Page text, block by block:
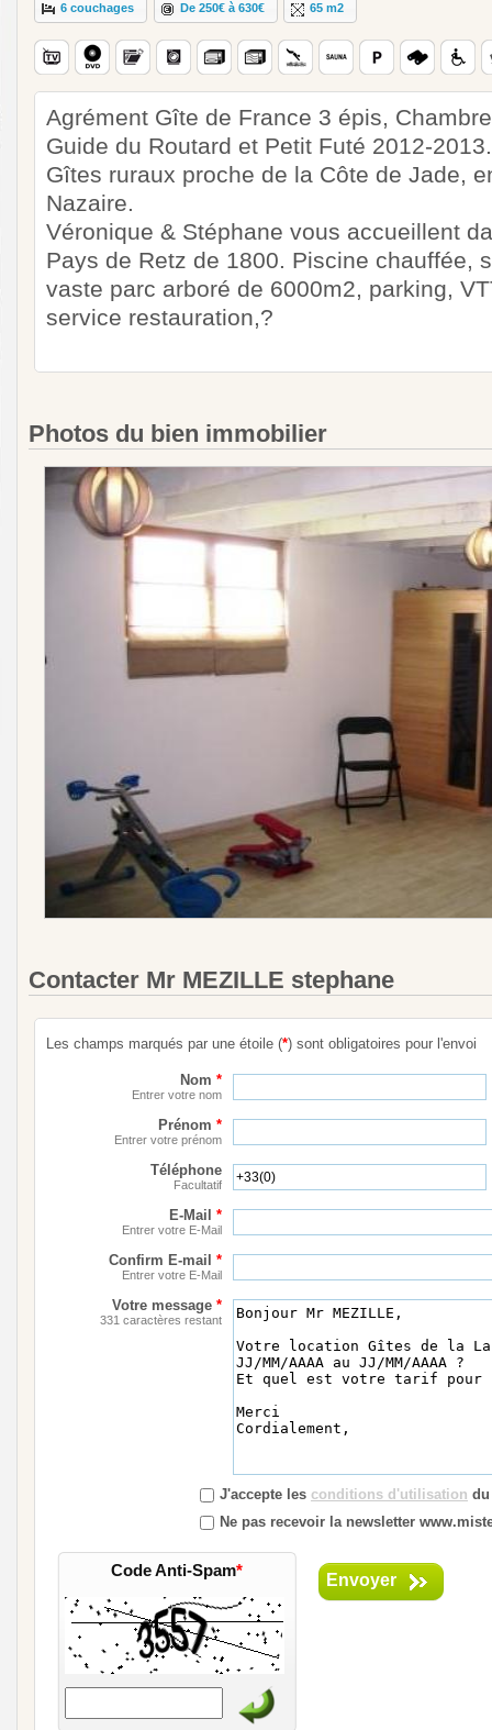
6 couchages De 250€ à 630€ 65 m2
Agrément Gîte de France 3 épis,
Guide du Routard et Petit Futé 2012-2013.
Gîtes ruraux proche de la Côte de Jade,
Nazaire.
Véronique & Stéphane vous accueillent
Pays de Retz de 1800. Piscine chauffée,
vaste parc arboré de 6000m2, parking,
service restauration,?
Photos du bien immobilier
Contacter Mr MEZILLE stephane
Les champs marqués par une étoile (*) sont obligatoires pour l'envoi
Nom *
Entrer votre nom
Prénom *
Entrer votre prénom
Téléphone
Facultatif
E-Mail *
Entrer votre E-Mail
Confirm E-mail *
Entrer votre E-Mail
Votre message *
331 caractères restant
J'accepte les conditions d'utilisation
Ne pas recevoir la newsletter
Code Anti-Spam* Envoyer